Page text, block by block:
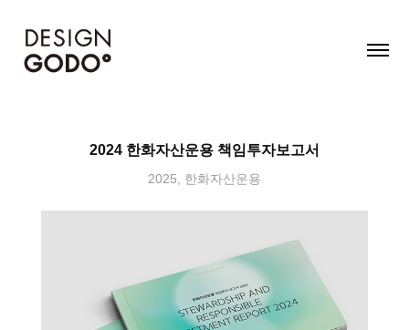
2024 한화자산운용 책임투자보고서
2025, 한화자산운용